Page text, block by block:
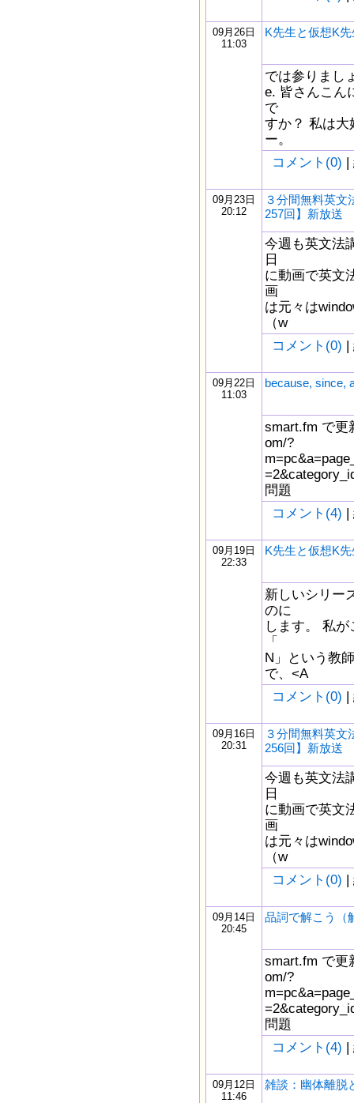
09月26日
11:03
K先生と仮想K
では参りまし
e. 皆さんこん
で
すか？ 私は大
ー。
コメント(0) |
09月23日
20:12
３分間無料英文
257回】新放送
今週も英文法
日
に動画で英文
画
は元々は
（w
コメント(0) |
09月22日
11:03
because, since,
smart.fm で更
om/?
問題
コメント(4) |
09月19日
22:33
K先生と仮想K
新しいシリー
のに
します。 私
「
N」という教
で、<A
コメント(0) |
09月16日
20:31
３分間無料英文
256回】新放送
今週も英文法
日
に動画で英文
画
は元々は
（w
コメント(0) |
09月14日
20:45
品詞で解こう（
smart.fm で更
om/?
問題
コメント(4) |
09月12日
11:46
雑談：幽体離